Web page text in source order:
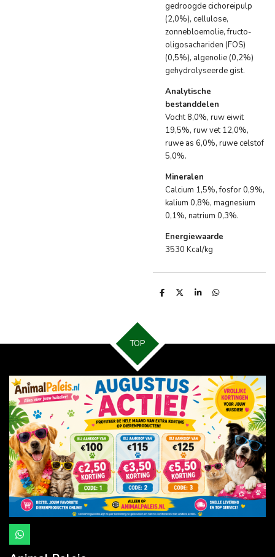
gedroogde cichoreipulp
(2,0%), cellulose,
zonnebloemolie, fructo-
oligosachariden (FOS)
(0,5%), algenolie (0,2%)
gehydrolyseerde gist.
Analytische
bestanddelen
Vocht 8,0%, ruw eiwit
19,5%, ruw vet 12,0%,
ruwe as 6,0%, ruwe celstof
5,0%.
Mineralen
Calcium 1,5%, fosfor 0,9%,
kalium 0,8%, magnesium
0,1%, natrium 0,3%.
Energiewaarde
3530 Kcal/kg
D
D
S
D
TOP
W
h